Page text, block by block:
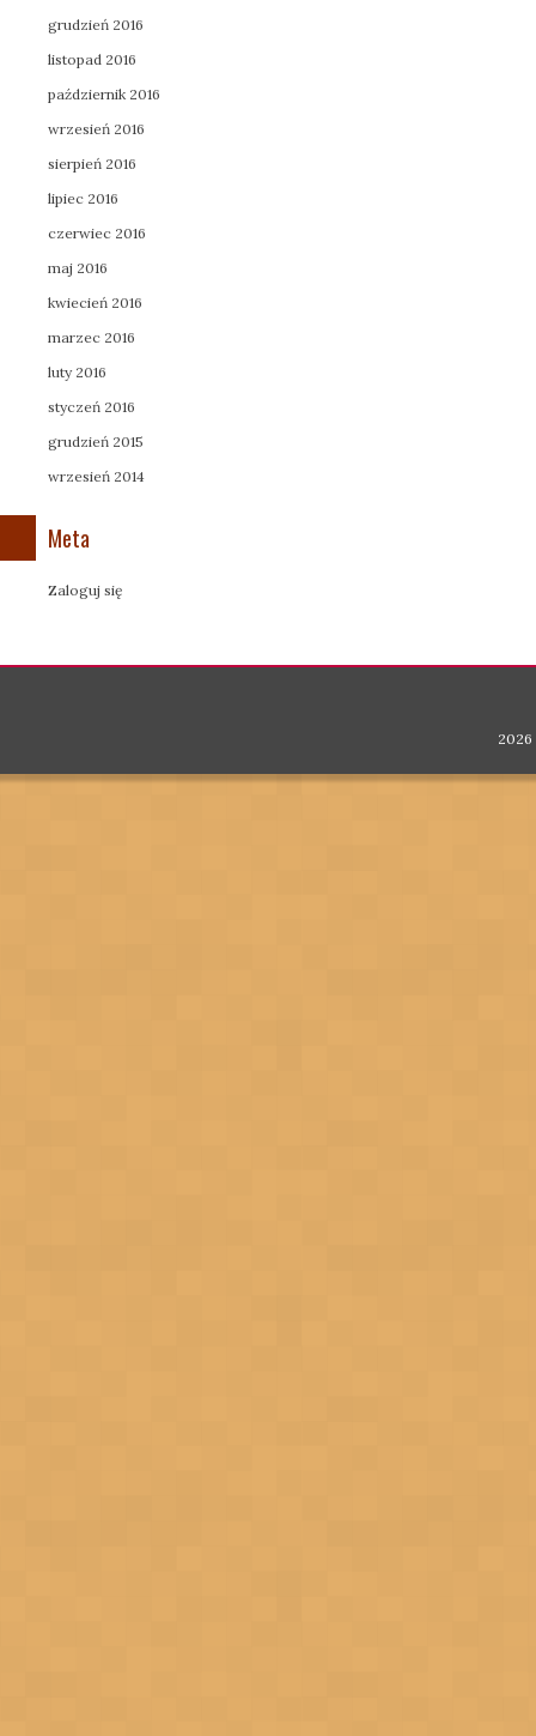
grudzień 2016
listopad 2016
październik 2016
wrzesień 2016
sierpień 2016
lipiec 2016
czerwiec 2016
maj 2016
kwiecień 2016
marzec 2016
luty 2016
styczeń 2016
grudzień 2015
wrzesień 2014
Meta
Zaloguj się
2026